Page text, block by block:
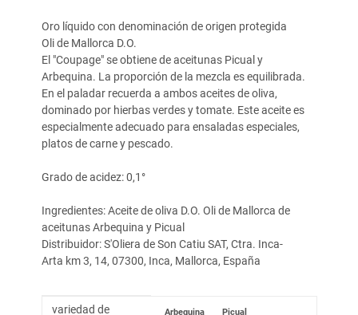
Oro líquido con denominación de origen protegida
Oli de Mallorca D.O.
El "Coupage" se obtiene de aceitunas Picual y
Arbequina. La proporción de la mezcla es equilibrada.
En el paladar recuerda a ambos aceites de oliva,
dominado por hierbas verdes y tomate. Este aceite es
especialmente adecuado para ensaladas especiales,
platos de carne y pescado.
Grado de acidez: 0,1°
Ingredientes: Aceite de oliva D.O. Oli de Mallorca de
aceitunas Arbequina y Picual
Distribuidor: S'Oliera de Son Catiu SAT, Ctra. Inca-
Arta km 3, 14, 07300, Inca, Mallorca, España
Información del artículo
Valor
variedad de
Arbequina Picual